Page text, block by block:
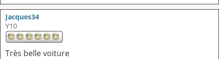
Jacques34
Y10
Très belle voiture